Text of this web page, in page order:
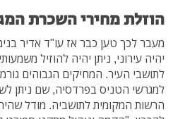
הוזלת מחירי השכרת
מעבר לכך טען כבר אז עו"ד אדיר
יהיה עירוני, ניתן יהיה להוזיל
לתושבי העיר. המחיקים הגבוהים
למגרשי הטניס בפרדסיה, שם ניתן
הרשות המקומית לתושביה. מודל